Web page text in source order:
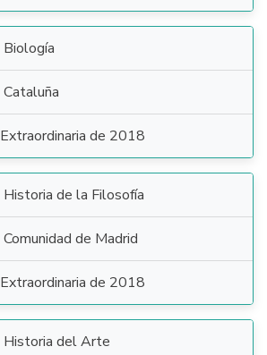
Biología
Cataluña
Extraordinaria de 2018
Historia de la Filosofía
Comunidad de Madrid
Extraordinaria de 2018
Historia del Arte